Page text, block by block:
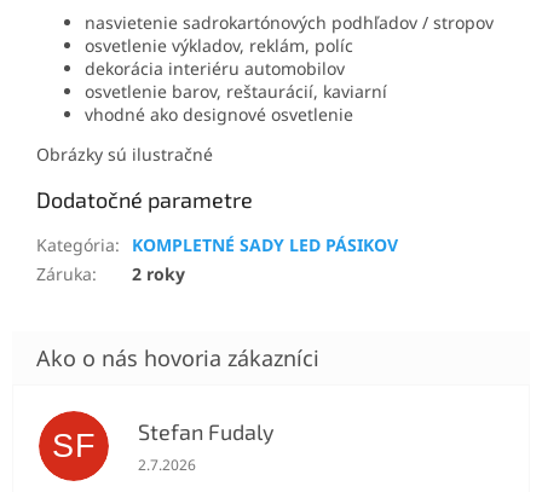
nasvietenie sadrokartónových podhľadov / stropov
osvetlenie výkladov, reklám, políc
dekorácia interiéru automobilov
osvetlenie barov, reštaurácií, kaviarní
vhodné ako designové osvetlenie
Obrázky sú ilustračné
Dodatočné parametre
Kategória:
KOMPLETNÉ SADY LED PÁSIKOV
Záruka: 2 roky
SF Stefan Fudaly
Hodnotenie obchodu je 5 z 5 hviezdičiek.
2.7.2026